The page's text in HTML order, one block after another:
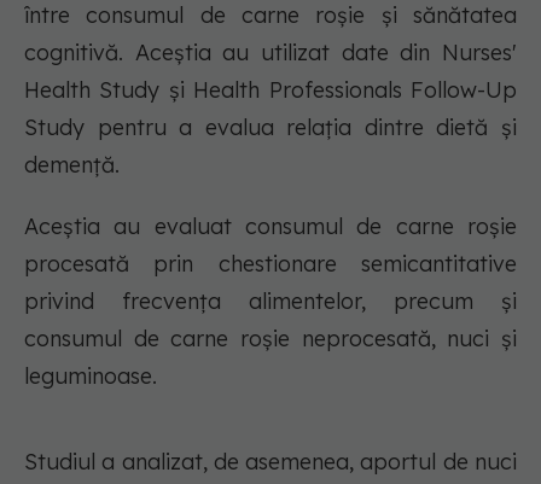
între consumul de carne roșie și sănătatea
cognitivă. Aceștia au utilizat date din Nurses'
Health Study și Health Professionals Follow-Up
Study pentru a evalua relația dintre dietă și
demență.
Aceștia au evaluat consumul de carne roșie
procesată prin chestionare semicantitative
privind frecvența alimentelor, precum și
consumul de carne roșie neprocesată, nuci și
leguminoase.
Studiul a analizat, de asemenea, aportul de nuci